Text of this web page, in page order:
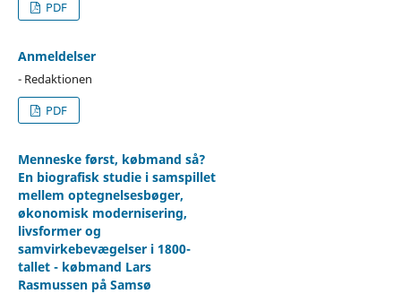
PDF
Anmeldelser
- Redaktionen
PDF
Menneske først, købmand så?
En biografisk studie i samspillet
mellem optegnelsesbøger,
økonomisk modernisering,
livsformer og
samvirkebevægelser i 1800-
tallet - købmand Lars
Rasmussen på Samsø